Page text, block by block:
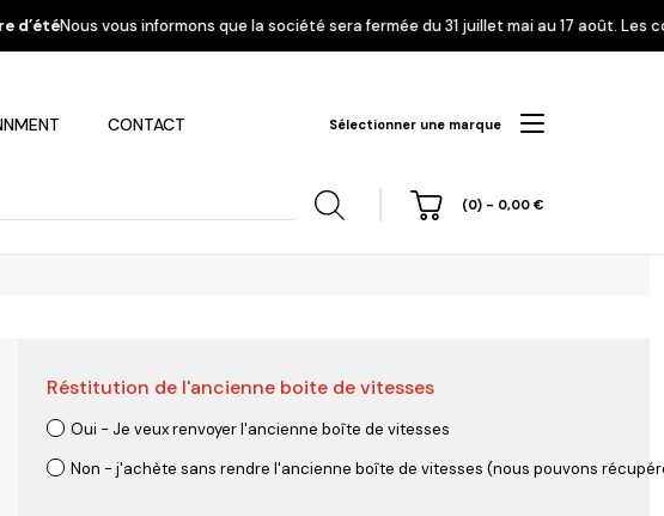
que la société sera fermée du 31 juillet mai au 17 août. Les commandes
CONTACT
(0) - 0,00 €
Sélectionner une marque
Mitsubishi Nissan Opel Peugeot
Réstitution de l'ancienne boite de vitesses
Oui - Je veux renvoyer l'ancienne boîte de vitesses
Non - j'achète sans rendre l'ancienne boîte de vitesses (nous pouvons